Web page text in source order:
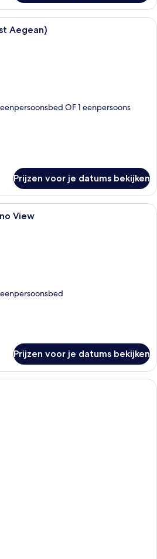
Een moderne woonkamer met een
Aegean)
OF 1 eenpersoons
Prijzen voor je datums bekijken
Een zwembad met witte ligbedden
View
Prijzen voor je datums bekijken